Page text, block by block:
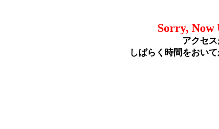
Sorry, Now
アクセ
しばらく時間をおい